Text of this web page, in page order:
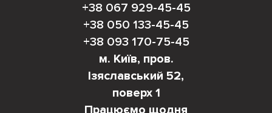
+38 067 929-45-45
+38 050 133-45-45
+38 093 170-75-45
м. Київ, пров.
Ізяславський 52,
поверх 1
Працюємо щодня